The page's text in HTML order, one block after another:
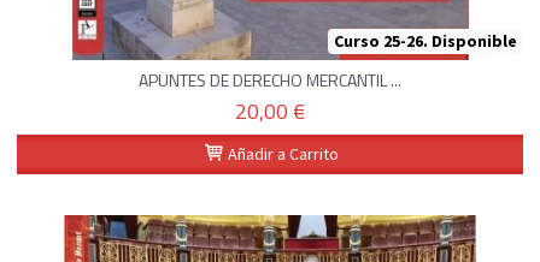
Curso 25-26. Disponible
APUNTES DE DERECHO MERCANTIL ...
20,00 €
Añadir a Carrito